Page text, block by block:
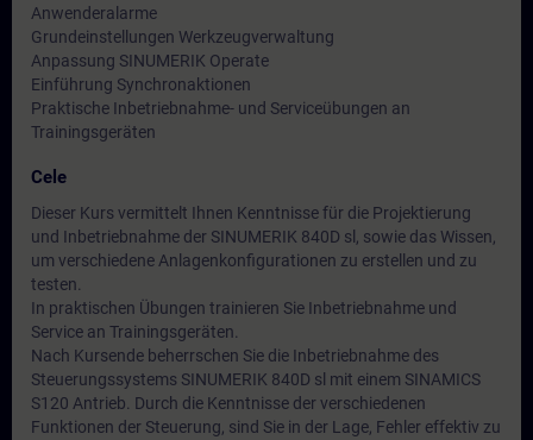
Anwenderalarme
Grundeinstellungen Werkzeugverwaltung
Anpassung SINUMERIK Operate
Einführung Synchronaktionen
Praktische Inbetriebnahme- und Serviceübungen an
Trainingsgeräten
Cele
Dieser Kurs vermittelt Ihnen Kenntnisse für die Projektierung
und Inbetriebnahme der SINUMERIK 840D sl, sowie das Wissen,
um verschiedene Anlagenkonfigurationen zu erstellen und zu
testen.
In praktischen Übungen trainieren Sie Inbetriebnahme und
Service an Trainingsgeräten.
Nach Kursende beherrschen Sie die Inbetriebnahme des
Steuerungssystems SINUMERIK 840D sl mit einem SINAMICS
S120 Antrieb. Durch die Kenntnisse der verschiedenen
Funktionen der Steuerung, sind Sie in der Lage, Fehler effektiv zu